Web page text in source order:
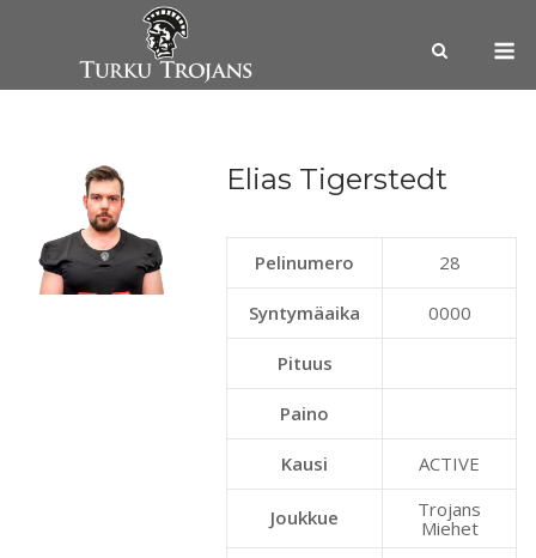
Elias Tigerstedt
Pelinumero 28
Syntymäaika 0000
Pituus
Paino
Kausi ACTIVE
Joukkue
Trojans
Miehet